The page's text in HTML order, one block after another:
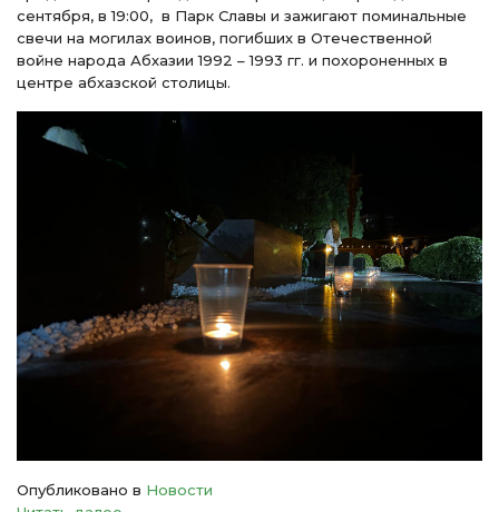
сентября, в 19:00, в Парк Славы и зажигают поминальные
свечи на могилах воинов, погибших в Отечественной
войне народа Абхазии 1992 – 1993 гг. и похороненных в
центре абхазской столицы.
Опубликовано в Новости